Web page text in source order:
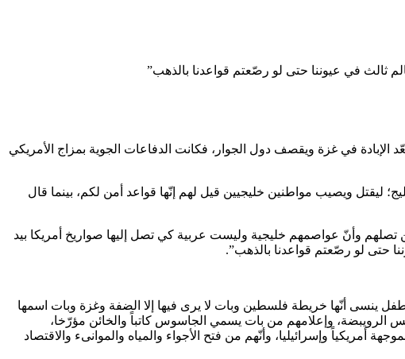
في عيوننا حتى لو رصّعتم قواعدنا بالذهب”
في غزة ويقصف دول الجوار، فكانت الدفاعات الجوية بمزاج الأمريكي
ليقتل ويصيب مواطنين خليجيين قيل لهم إنّها قواعد أمن لكم، بينما قال
وأنّ عواصمهم خليجية وليست عربية كي تصل إليها صواريخ أمريكا بيد
حتى لو رصّعتم قواعدنا بالذهب”.
ينسى أنّها خريطة فلسطين وبات لا يرى فيها إلا الضفة وغزة وبات اسمها
الرويبضة، وإعلامهم من بات يسمي الجاسوس كاتباً والخائن مؤرّخا،
وإسرائيليا، وأنّهم من فتح الأجواء والمياه والموانىء والاقتصاد